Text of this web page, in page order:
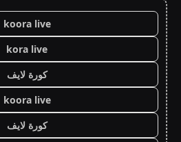
koora live
kora live
كورة لايف
koora live
كورة لايف